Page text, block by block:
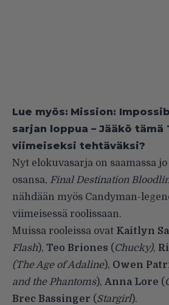
Lue myös: Mission:
sarjan loppua – Jääkö tämä
viimeiseksi tehtäväksi?
Nyt elokuvasarja on saamassa
osansa, Final Destination
nähdään myös Candyman-
viimeisessä roolissaan.
Muissa rooleissa ovat Kaitlyn
Flash), Teo Briones ( Chucky),
(The Age of Adaline), Owen
and the Phantoms), Anna Lore (
Brec Bassinger (Stargirl).